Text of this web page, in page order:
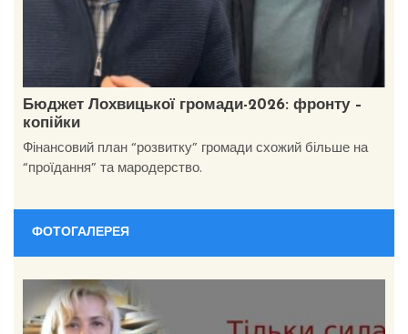
Бюджет Лохвицької громади-2026: фронту –
копійки
Фінансовий план “розвитку” громади схожий більше на
“проїдання” та мародерство.
ФОТОГАЛЕРЕЯ